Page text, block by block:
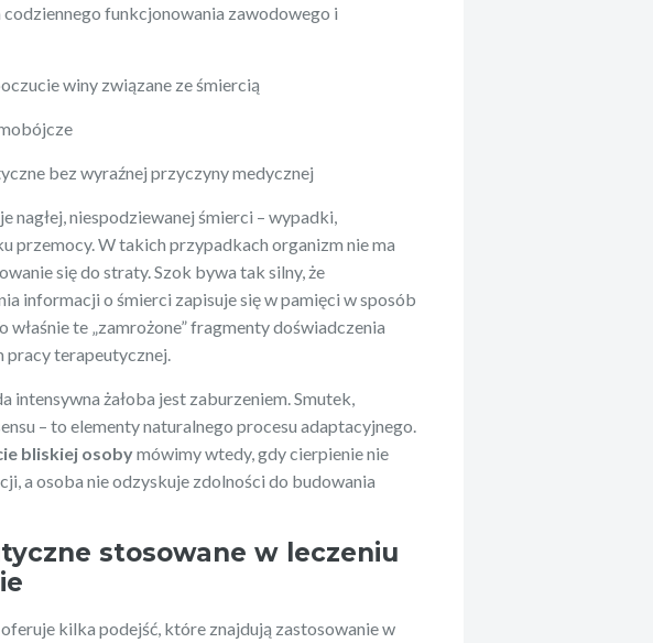
funkcjonowania zawodowego i
winy związane ze śmiercią
bez wyraźnej przyczyny medycznej
nagłej, niespodziewanej śmierci – wypadki,
przemocy. W takich przypadkach organizm nie ma
się do straty. Szok bywa tak silny, że
informacji o śmierci zapisuje się w pamięci w sposób
właśnie te „zamrożone” fragmenty doświadczenia
pracy terapeutycznej.
intensywna żałoba jest zaburzeniem. Smutek,
– to elementy naturalnego procesu adaptacyjnego.
bliskiej osobymówimy wtedy, gdy cierpienie nie
a osoba nie odzyskuje zdolności do budowania
stosowane w leczeniu
kilka podejść, które znajdują zastosowanie w